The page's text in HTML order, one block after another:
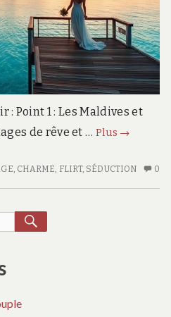
: Point 1 : Les Maldives et
de rêve et … Plus
Lune
miel
→
CHARME FLIRT, SÉDUCTION 0